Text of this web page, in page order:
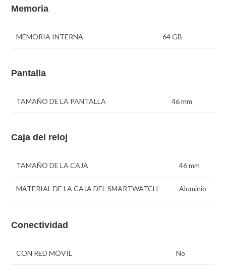
Memoria
MEMORIA INTERNA 64 GB
Pantalla
TAMAÑO DE LA PANTALLA 46 mm
Caja del reloj
TAMAÑO DE LA CAJA 46 mm
MATERIAL DE LA CAJA DEL SMARTWATCH Aluminio
Conectividad
CON RED MÓVIL No